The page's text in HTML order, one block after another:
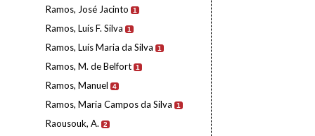
Ramos, José Jacinto 1
Ramos, Luís F. Silva 1
Ramos, Luís Maria da Silva 1
Ramos, M. de Belfort 1
Ramos, Manuel 4
Ramos, Maria Campos da Silva 1
Raousouk, A. 2